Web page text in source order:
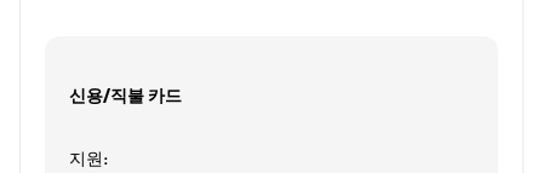
신용/직불 카드
지원: